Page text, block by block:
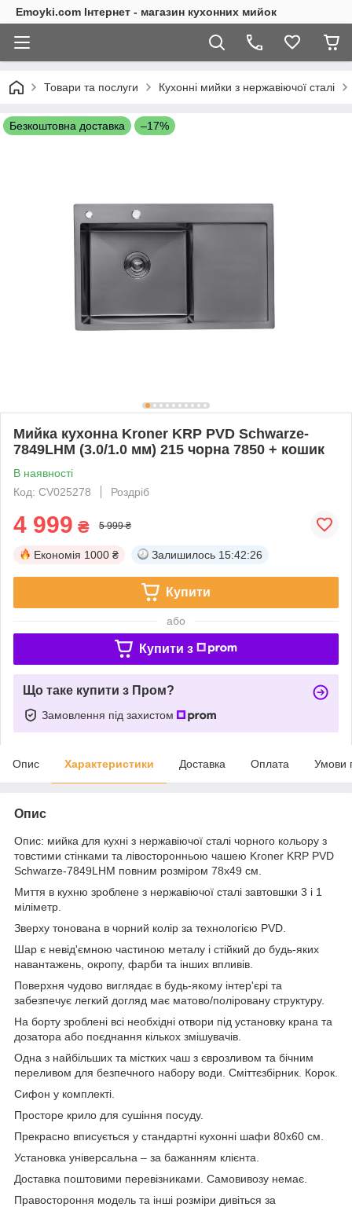
Emoyki.com Інтернет - магазин кухонних мийок
Товари та послуги Кухонні мийки з нержавіючої сталі
Безкоштовна доставка –17%
Мийка кухонна Kroner KRP PVD Schwarze-
7849LHM (3.0/1.0 мм) 215 чорна 7850 + кошик
В наявності
Код: CV025278
Роздріб
4 999 ₴ 5 999 ₴
Економія 1000 ₴ Залишилось 15:42:26
Купити
або
Купити з
Що таке купити з Пром?
Замовлення під захистом
Опис Характеристики Доставка Оплата Умови
Опис
Опис: мийка для кухні з нержавіючої сталі чорного кольору з
товстими стінками та лівосторонньою чашею Kroner KRP PVD
Schwarze-7849LHM повним розміром 78х49 см.
Миття в кухню зроблене з нержавіючої сталі завтовшки 3 і 1
міліметр.
Зверху тонована в чорний колір за технологією PVD.
Шар є невід'ємною частиною металу і стійкий до будь-яких
навантажень, окропу, фарби та інших впливів.
Поверхня чудово виглядає в будь-якому інтер'єрі та
забезпечує легкий догляд має матово/поліровану структуру.
На борту зроблені всі необхідні отвори під установку крана та
дозатора або поєднання кількох змішувачів.
Одна з найбільших та містких чаш з єврозливом та бічним
переливом для безпечного набору води. Сміттєзбірник. Корок.
Сифон у комплекті.
Просторе крило для сушіння посуду.
Прекрасно вписується у стандартні кухонні шафи 80х60 см.
Установка універсальна – за бажанням клієнта.
Доставка поштовими перевізниками. Самовивозу немає.
Правостороння модель та інші розміри дивіться за